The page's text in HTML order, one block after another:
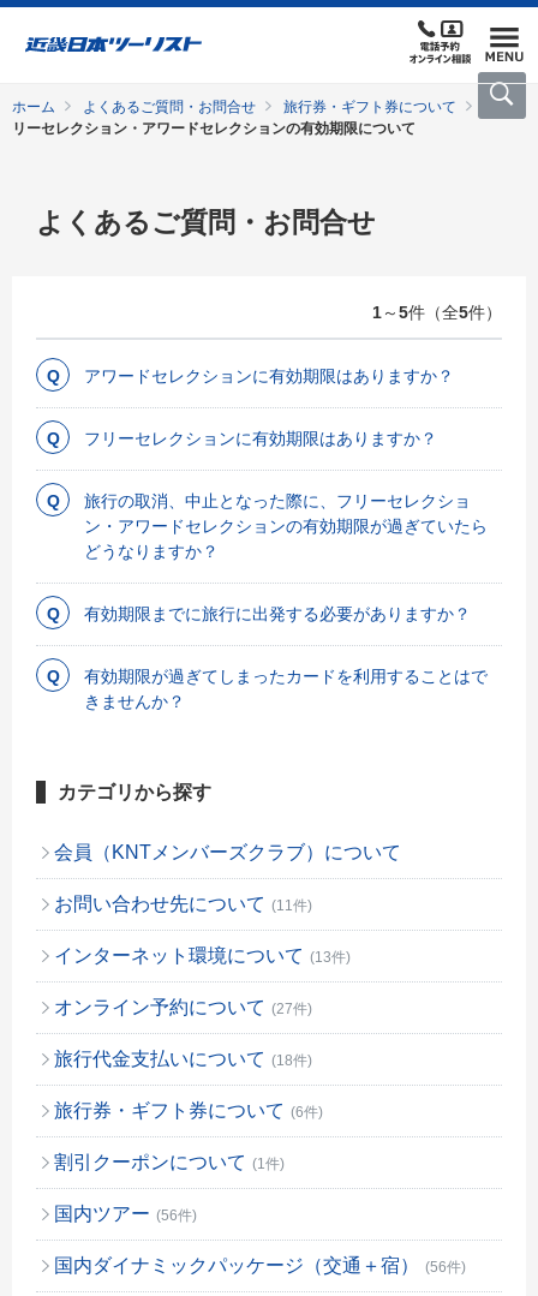
ホーム よくあるご質問・お問合せ 旅行券・ギフト券について
フ
リーセレクション・アワードセレクションの有効期限について
よくあるご質問・お問合せ
1～5件（全5件）
アワードセレクションに有効期限はありますか？
フリーセレクションに有効期限はありますか？
旅行の取消、中止となった際に、フリーセレクショ
ン・アワードセレクションの有効期限が過ぎていたら
どうなりますか？
有効期限までに旅行に出発する必要がありますか？
有効期限が過ぎてしまったカードを利用することはで
きませんか？
カテゴリから探す
会員（KNTメンバーズクラブ）について
お問い合わせ先について (11件)
インターネット環境について (13件)
オンライン予約について (27件)
旅行代金支払いについて (18件)
旅行券・ギフト券について (6件)
割引クーポンについて (1件)
国内ツアー (56件)
国内ダイナミックパッケージ（交通＋宿） (56件)